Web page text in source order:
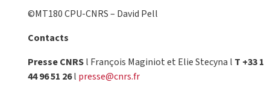
©MT180 CPU-CNRS – David Pell
Contacts
Presse CNRSl François Maginiot et Elie Stecyna l T +33 1
44 96 51 26l presse@cnrs.fr